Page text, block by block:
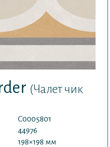
(Чалет чик
С0005801
44976
198×198 мм